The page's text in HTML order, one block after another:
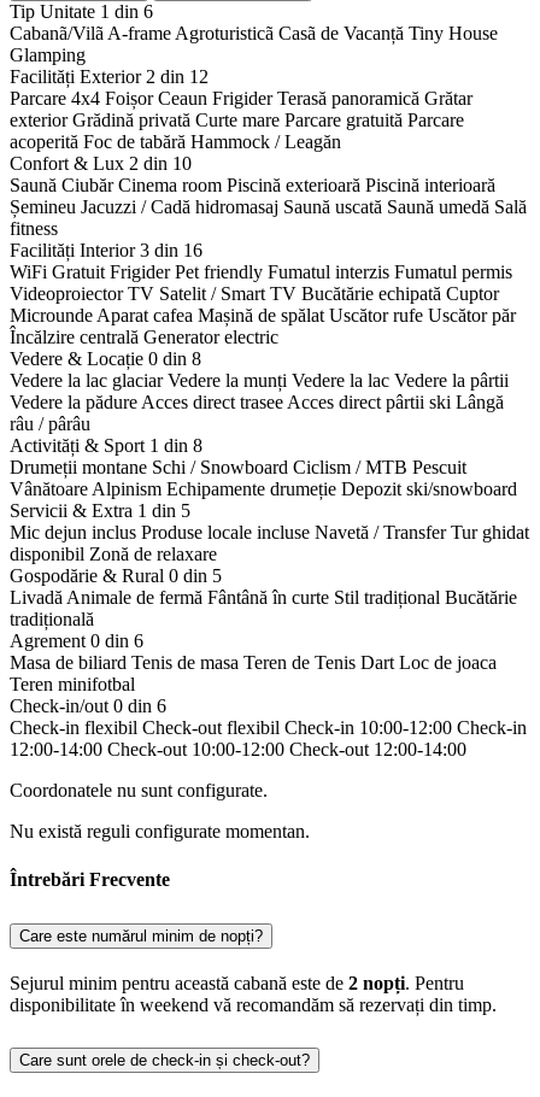
Tip Unitate 1 din 6
Cabanã/Vilã A-frame Agroturisticã Casã de Vacanță Tiny House
Glamping
Facilități Exterior 2 din 12
Parcare 4x4 Foișor Ceaun Frigider Terasă panoramică Grătar
exterior Grădină privată Curte mare Parcare gratuită Parcare
acoperită Foc de tabără Hammock / Leagăn
Confort & Lux 2 din 10
Saună Ciubăr Cinema room Piscină exterioară Piscină interioară
Șemineu Jacuzzi / Cadă hidromasaj Saună uscată Saună umedă Sală
fitness
Facilități Interior3 din 16
WiFi Gratuit Frigider Pet friendly Fumatul interzis Fumatul permis
Videoproiector TV Satelit / Smart TV Bucătărie echipată Cuptor
Microunde Aparat cafea Mașină de spălat Uscător rufe Uscător păr
Încălzire centrală Generator electric
Vedere & Locație 0 din 8
Vedere la lac glaciar Vedere la munți Vedere la lac Vedere la pârtii
Vedere la pădure Acces direct trasee Acces direct pârtii ski Lângă
râu / pârâu
Activități & Sport 1 din 8
Drumeții montane Schi / Snowboard Ciclism / MTB Pescuit
Vânătoare Alpinism Echipamente drumeție Depozit ski/snowboard
Servicii & Extra 1 din 5
Mic dejun inclus Produse locale incluse Navetă / Transfer Tur ghidat
disponibil Zonă de relaxare
Gospodărie & Rural 0 din 5
Livadă Animale de fermă Fântână în curte Stil tradițional Bucătărie
tradițională
Agrement 0 din 6
Masa de biliard Tenis de masa Teren de Tenis Dart Loc de joaca
Teren minifotbal
Check-in/out 0 din 6
Check-in flexibil Check-out flexibil Check-in 10:00-12:00 Check-in
12:00-14:00 Check-out 10:00-12:00 Check-out 12:00-14:00
Coordonatele nu sunt configurate.
Nu există reguli configurate momentan.
Întrebări Frecvente
Care este numărul minim de nopți?
Sejurul minim pentru această cabană este de 2 nopți. Pentru
disponibilitate în weekend vă recomandăm să rezervați din timp.
Care sunt orele de check-in și check-out?